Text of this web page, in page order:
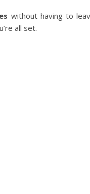
without having to
all set.